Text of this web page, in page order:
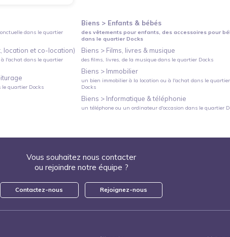
dans le quartier
location et co-location)
à l'achatdans le quartier
quartier Docks
Biens > Enfants & bébés
des vêtements pour enfants, des accessoires pour
dans le quartier Docks
Biens > Films, livres & musique
des films, livres, de la musiquedans le quartier Docks
Biens > Immobilier
un bien immobilier à la location ou à l'achatdans le quartier
Docks
Biens > Informatique & téléphonie
un téléphone ou un ordinateur d'occasion dans le quartier
Vous souhaitez nous contacter
ou rejoindre notre équipe ?
Contactez-nous Rejoignez-nous